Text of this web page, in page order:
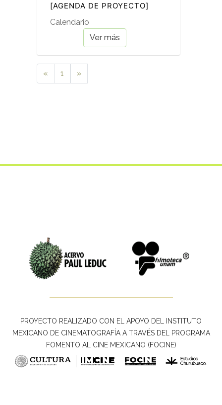
[AGENDA DE PROYECTO]
Calendario
Ver más
« 1 »
PROYECTO REALIZADO CON EL APOYO DEL INSTITUTO
MEXICANO DE CINEMATOGRAFÍA A TRAVÉS DEL PROGRAMA
FOMENTO AL CINE MEXICANO (FOCINE)